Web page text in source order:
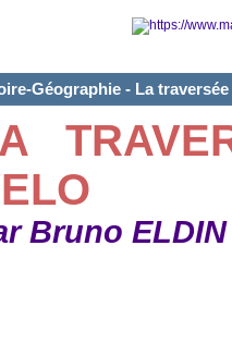
Géographie - La
Bruno